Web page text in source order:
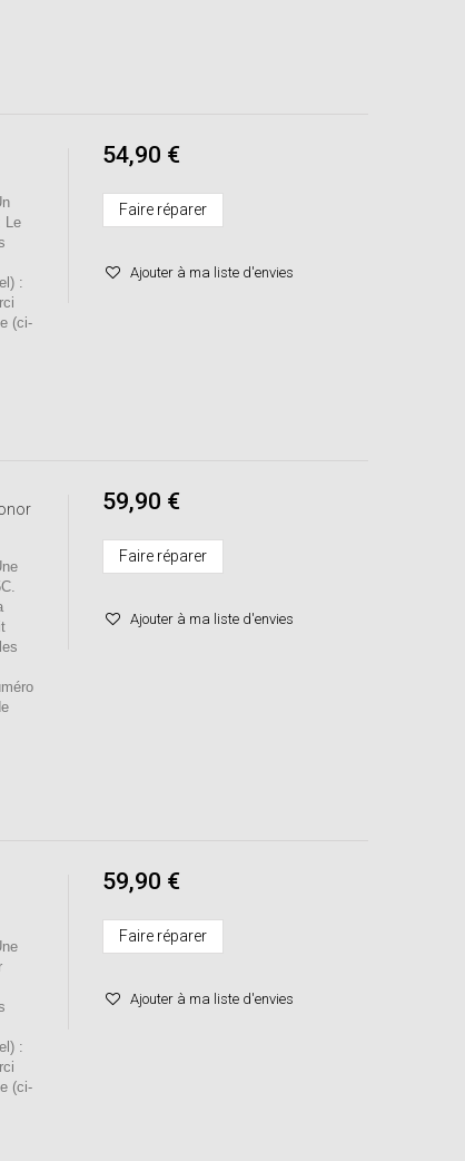
Le
:
(ci-
54,90 €
Faire réparer
Ajouter à ma liste d'envies
59,90 €
Faire réparer
Ajouter à ma liste d'envies
:
(ci-
59,90 €
Faire réparer
Ajouter à ma liste d'envies